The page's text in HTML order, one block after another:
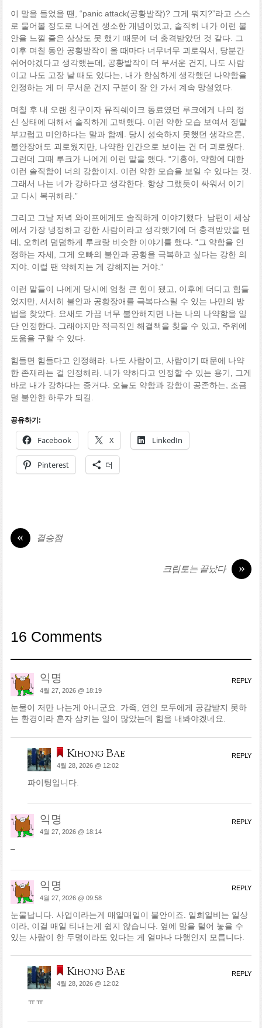
이 말을 들었을 땐, “panic attack(공황발작)? 그게 뭐지?”라고 스스
로 물어볼 정도로 나에겐 생소한 개념이었고, 솔직히 내가 이런 불
안을 느낄 줄은 상상도 못 했기 때문에 더 충격받았던 것 같다. 그
이후 며칠 동안 공황발작이 올 때마다 너무너무 괴로워서, 당분간
쉬어야겠다고 생각했는데, 공황발작이 더 무서운 건지, 나도 사람
이고 나도 고장 날 때도 있다는, 내가 한심하게 생각했던 나약함을
인정하는 게 더 무서운 건지 구분이 잘 안 가서 계속 망설였다.
며칠 후 내 오랜 친구이자 뮤직쉐이크 동료였던 루크에게 나의 정
신 상태에 대해서 솔직하게 고백했다. 이런 약한 모습 보여서 정말
부끄럽고 미안하다는 말과 함께. 당시 성숙하지 못했던 생각으론,
불안장애도 괴로웠지만, 나약한 인간으로 보이는 건 더 괴로웠다.
그런데 그때 루크가 나에게 이런 말을 했다. “기홍아, 약함에 대한
이런 솔직함이 너의 강함이지. 이런 약한 모습을 보일 수 있다는 것.
그래서 나는 네가 강하다고 생각한다. 항상 그랬듯이 싸워서 이기
고 다시 복귀해라.”
그리고 그날 저녁 와이프에게도 솔직하게 이야기했다. 남편이 세상
에서 가장 냉정하고 강한 사람이라고 생각했기에 더 충격받았을 텐
데, 오히려 덤덤하게 루크랑 비슷한 이야기를 했다. “그 약함을 인
정하는 자세, 그게 오빠의 불안과 공황을 극복하고 싶다는 강한 의
지야. 이럴 땐 약해지는 게 강해지는 거야.”
이런 말들이 나에게 당시에 엄청 큰 힘이 됐고, 이후에 더디고 힘들
었지만, 서서히 불안과 공황장애를 극복다스릴 수 있는 나만의 방
법을 찾았다. 요새도 가끔 너무 불안해지면 나는 나의 나약함을 일
단 인정한다. 그래야지만 적극적인 해결책을 찾을 수 있고, 주위에
도움을 구할 수 있다.
힘들면 힘들다고 인정해라. 나도 사람이고, 사람이기 때문에 나약
한 존재라는 걸 인정해라. 내가 약하다고 인정할 수 있는 용기, 그게
바로 내가 강하다는 증거다. 오늘도 약함과 강함이 공존하는, 조금
덜 불안한 하루가 되길.
공유하기:
Facebook X LinkedIn
Pinterest 더
« 결승점
»
크립토는 끝났다
16 Comments
익명
4월 27, 2026 @ 18:19
눈물이 저만 나는게 아니군요. 가족, 연인 모두에게 공감받지 못하
는 환경이라 혼자 삼키는 일이 많았는데 힘을 내봐야겠네요.
REPLY
Kihong Bae
4월 28, 2026 @ 12:02
파이팅입니다.
REPLY
익명
4월 27, 2026 @ 18:14
–
REPLY
익명
4월 27, 2026 @ 09:58
눈물납니다. 사업이라는게 매일매일이 불안이죠. 일희일비는 일상
이라, 이걸 매일 티내는게 쉽지 않습니다. 옆에 맘을 털어 놓을 수
있는 사람이 한 두명이라도 있다는 게 얼마나 다행인지 모릅니다.
REPLY
Kihong Bae
4월 28, 2026 @ 12:02
ㅠㅠ
REPLY